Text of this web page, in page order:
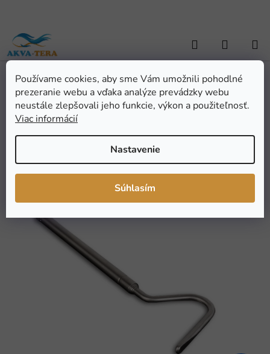
Používame cookies, aby sme Vám umožnili pohodlné
prezeranie webu a vďaka analýze prevádzky webu
neustále zlepšovali jeho funkcie, výkon a použiteľnosť.
Viac informácií
Nastavenie
Súhlasím
obsah
Hľadať
KOŠÍK
Domov / TERARISTIKA / Terárijné potreby / Manipulačné pomôcky
Hák na hady teleskopický, max. 60cm
Hák na hady teleskopický,
max. 60cm
hodnotenie
0,0
Podrobnosti hodnotenia
Značka:ReptiZoo